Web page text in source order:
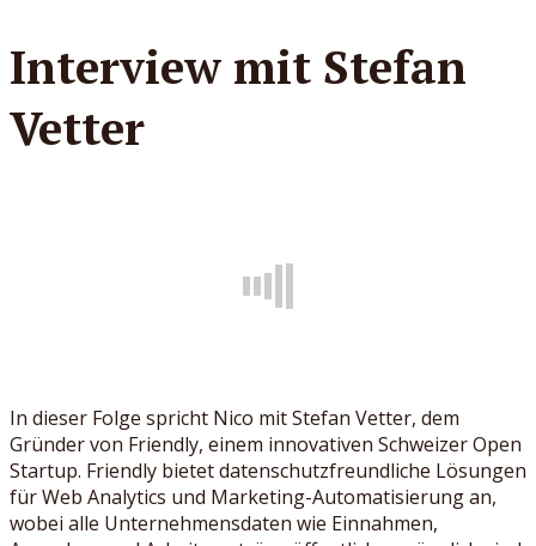
Interview mit Stefan
Vetter
In dieser Folge spricht Nico mit Stefan Vetter, dem
Gründer von Friendly, einem innovativen Schweizer Open
Startup. Friendly bietet datenschutzfreundliche Lösungen
für Web Analytics und Marketing-Automatisierung an,
wobei alle Unternehmensdaten wie Einnahmen,